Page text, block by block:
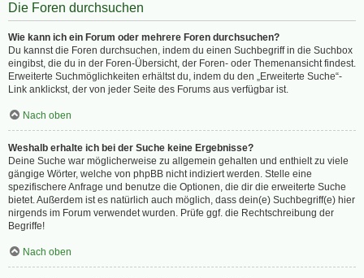
Die Foren durchsuchen
Wie kann ich ein Forum oder mehrere Foren durchsuchen?
Du kannst die Foren durchsuchen, indem du einen Suchbegriff in die Suchbox
eingibst, die du in der Foren-Übersicht, der Foren- oder Themenansicht findest.
Erweiterte Suchmöglichkeiten erhältst du, indem du den „Erweiterte Suche“-
Link anklickst, der von jeder Seite des Forums aus verfügbar ist.
Nach oben
Weshalb erhalte ich bei der Suche keine Ergebnisse?
Deine Suche war möglicherweise zu allgemein gehalten und enthielt zu viele
gängige Wörter, welche von phpBB nicht indiziert werden. Stelle eine
spezifischere Anfrage und benutze die Optionen, die dir die erweiterte Suche
bietet. Außerdem ist es natürlich auch möglich, dass dein(e) Suchbegriff(e) hier
nirgends im Forum verwendet wurden. Prüfe ggf. die Rechtschreibung der
Begriffe!
Nach oben